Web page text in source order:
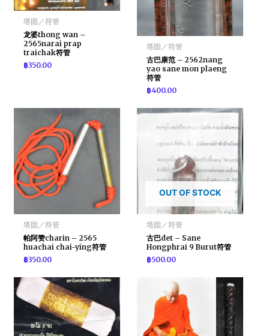
塔固／符管
龙婆thong wan –
2565narai prap
traichak符管
฿350.00
塔固／符管
古巴康范 – 2562nang
yao sane mon plaeng
符管
฿400.00
塔固／符管
帕阿赞charin – 2565
huachai chai-ying符管
฿350.00
OUT OF STOCK
塔固／符管
古巴det – Sane
Hongphrai 9 Burut符管
฿500.00